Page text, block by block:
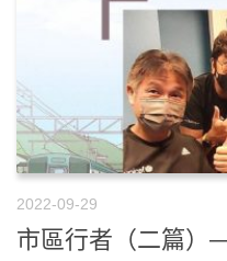
2022-09-29
市區行者（二篇）